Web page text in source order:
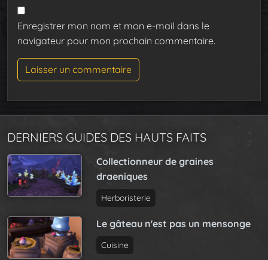
Enregistrer mon nom et mon e-mail dans le
navigateur pour mon prochain commentaire.
DERNIERS GUIDES DES HAUTS FAITS
Collectionneur de graines
draeniques
Herboristerie
Le gâteau n'est pas un mensonge
Cuisine